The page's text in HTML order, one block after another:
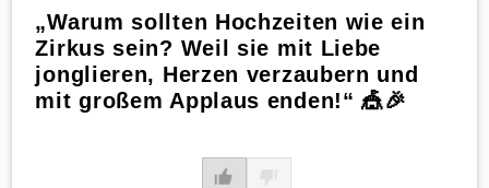
„Warum sollten Hochzeiten wie ein
Zirkus sein? Weil sie mit Liebe
jonglieren, Herzen verzaubern und
mit großem Applaus enden!“ 🎪🎉